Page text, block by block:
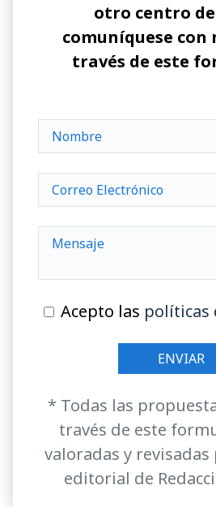
otro centro
comuníquese con
través de este
Acepto las políticas
* Todas las
través de este
valoradas y
editorial de